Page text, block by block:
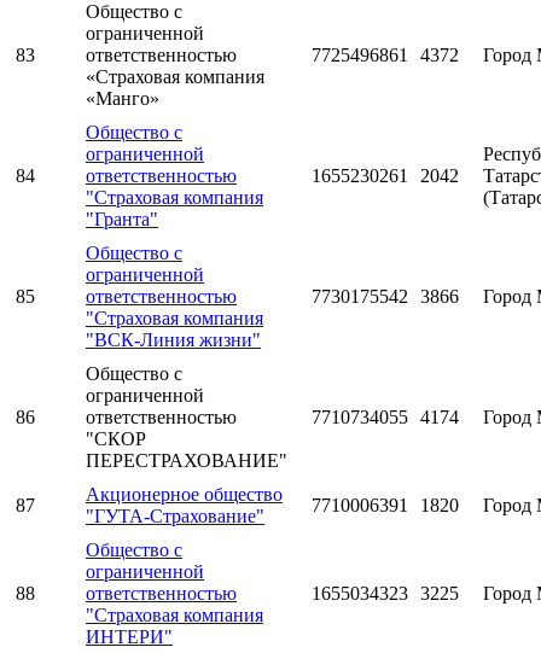
83
Общество с
ограниченной
ответственностью
«Страховая компания
«Манго»
7725496861 4372 Город
84
Общество с
ограниченной
ответственностью
"Страховая компания
"Гранта"
1655230261 2042
85
Общество с
ограниченной
ответственностью
"Страховая компания
"ВСК-Линия жизни"
7730175542 3866 Город
86
Общество с
ограниченной
ответственностью
"СКОР
ПЕРЕСТРАХОВАНИЕ"
7710734055 4174 Город
87
Акционерное общество
"ГУТА-Страхование"
7710006391 1820 Город
88
Общество с
ограниченной
ответственностью
"Страховая компания
ИНТЕРИ"
1655034323 3225 Город